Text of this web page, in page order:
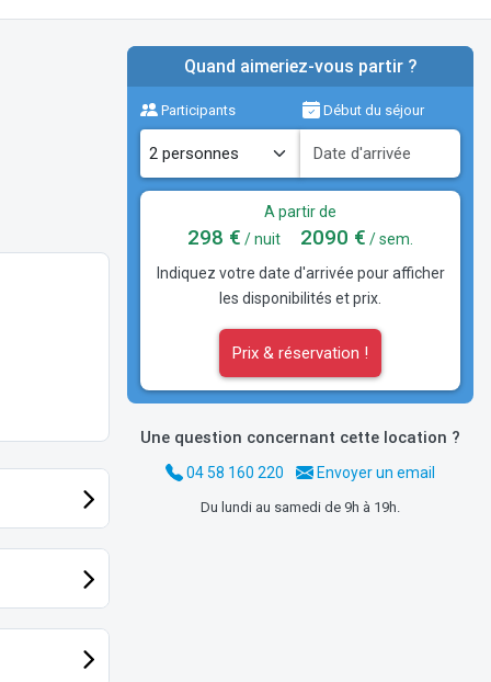
Quand aimeriez-vous partir ?
Participants Début du séjour
A partir de
298 € / nuit 2090 € / sem.
Indiquez votre date d'arrivée pour afficher
les disponibilités et prix.
Prix & réservation !
Une question concernant cette location ?
04 58 160 220 Envoyer un email
Du lundi au samedi de 9h à 19h.